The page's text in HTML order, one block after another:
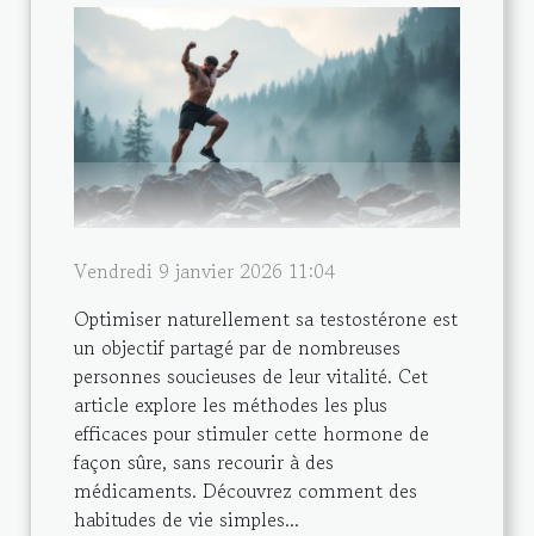
Vendredi 9 janvier 2026 11:04
Optimiser naturellement sa testostérone est
un objectif partagé par de nombreuses
personnes soucieuses de leur vitalité. Cet
article explore les méthodes les plus
efficaces pour stimuler cette hormone de
façon sûre, sans recourir à des
médicaments. Découvrez comment des
habitudes de vie simples...